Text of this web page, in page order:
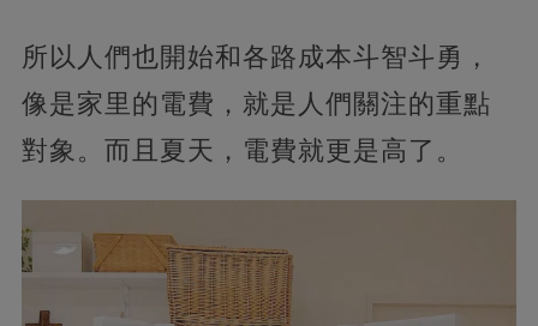
所以人們也開始和各路成本斗智斗勇，
像是家里的電費，就是人們關注的重點
對象。而且夏天，電費就更是高了。